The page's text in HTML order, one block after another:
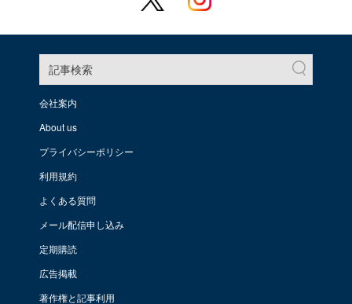
記事検索
会社案内
About us
プライバシーポリシー
利用規約
よくある質問
メール配信申し込み
定期購読
広告掲載
著作権と記事利用